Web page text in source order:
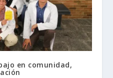
en comunidad,